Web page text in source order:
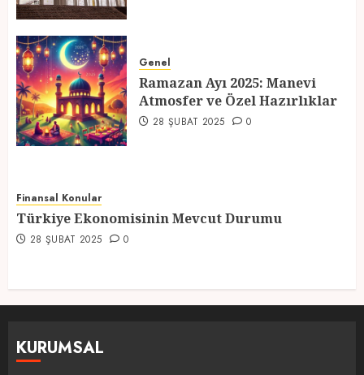
5
Atmosfer ve Özel Hazırlıklar
28 ŞUBAT 2025 0
Genel
Ramazan Ayı 2025: Manevi
Atmosfer ve Özel Hazırlıklar
28 ŞUBAT 2025 0
Finansal Konular
Türkiye Ekonomisinin Mevcut Durumu
28 ŞUBAT 2025 0
KURUMSAL